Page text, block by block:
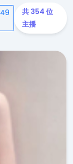
共 354 位
主播